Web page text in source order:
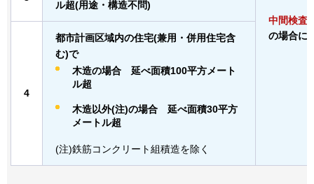
中間検査
の場合に
ル超(用途・構造不問)
4
都市計画区域内の住宅(兼用・併用住宅含
む)で
木造の場合
延べ面積100平方メート
ル超
木造以外(注)の場合
延べ面積30平方
メートル超
(注)鉄筋コンクリート組積造を除く